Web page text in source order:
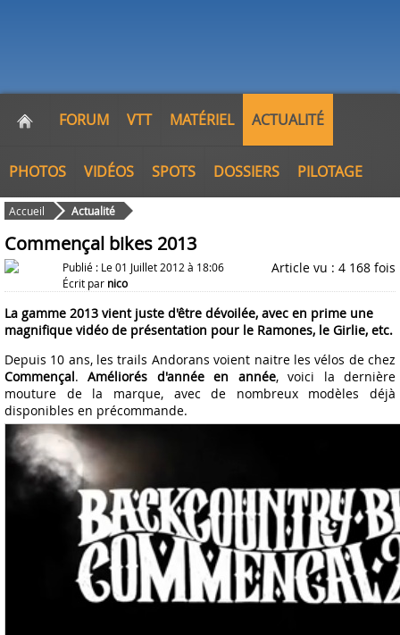
FORUM VTT MATÉRIEL ACTUALITÉ
PHOTOS VIDÉOS SPOTS DOSSIERS PILOTAGE
Accueil Actualité
Commençal bikes 2013
Publié : Le 01 Juillet 2012 à 18:06
Écrit par nico
Article vu : 4 168 fois
La gamme 2013 vient juste d'être dévoilée, avec en prime une
magnifique vidéo de présentation pour le Ramones, le Girlie, etc.
Depuis 10 ans, les trails Andorans voient naitre les vélos de chez
Commençal.Améliorés d'année en année, voici la dernière
mouture de la marque, avec de nombreux modèles déjà
disponibles en précommande.